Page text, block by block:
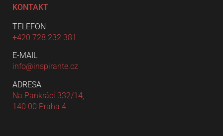
KONTAKT
TELEFON
+420 728 232 381
E-MAIL
info@inspirante.cz
ADRESA
Na Pankráci 332/14,
140 00 Praha 4